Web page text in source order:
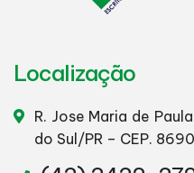
Localização
R. Jose Maria de
do Sul/PR – CEP.